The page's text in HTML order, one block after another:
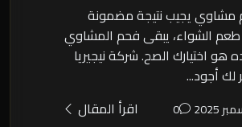
مشاوي يجيب نتيجة مضمونة
الشواء، يبقى فحم المشاوي
هو اختيارك الصح. شركة نيجيريا
لك أجود...
0 اقرأ المقال